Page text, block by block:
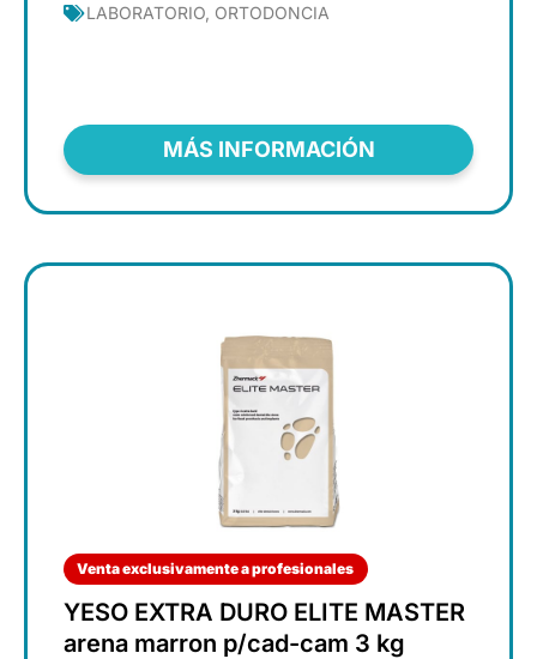
LABORATORIO ORTODONCIA
MÁS INFORMACIÓN
Venta exclusivamente a profesionales
YESO EXTRA DURO ELITE MASTER
arena marron p/cad-cam 3 kg